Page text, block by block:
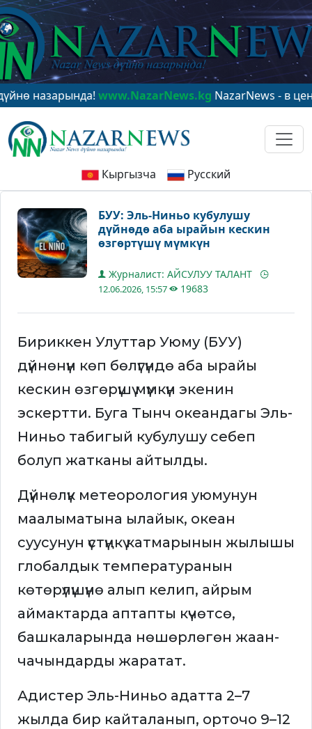
www.NazarNews.kgNazarNews - в центре
Кыргызча Русский
БУУ: Эль-Ниньо кубулушу
дүйнөдө аба ырайын кескин
өзгөртүшү мүмкүн
Журналист: АЙСУЛУУ ТАЛАНТ
12.06.2026, 15:57 19683
Бириккен Улуттар Уюму (БУУ)
дүйнөнүн көп бөлүгүндө аба ырайы
кескин өзгөрүшү мүмкүн экенин
эскертти. Буга Тынч океандагы Эль-
Ниньо табигый кубулушу себеп
болуп жатканы айтылды.
Дүйнөлүк метеорология уюмунун
маалыматына ылайык, океан
суусунун үстүңкү катмарынын жылышы
глобалдык температуранын
көтөрүлүшүнө алып келип, айрым
аймактарда аптапты күчөтсө,
башкаларында нөшөрлөгөн жаан-
чачындарды жаратат.
Адистер Эль-Ниньо адатта 2–7
жылда бир кайталанып, орточо 9–12